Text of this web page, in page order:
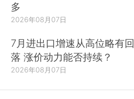
多
2026年08月07日
7月进出口增速从高位略有回
落 涨价动力能否持续？
2026年08月07日